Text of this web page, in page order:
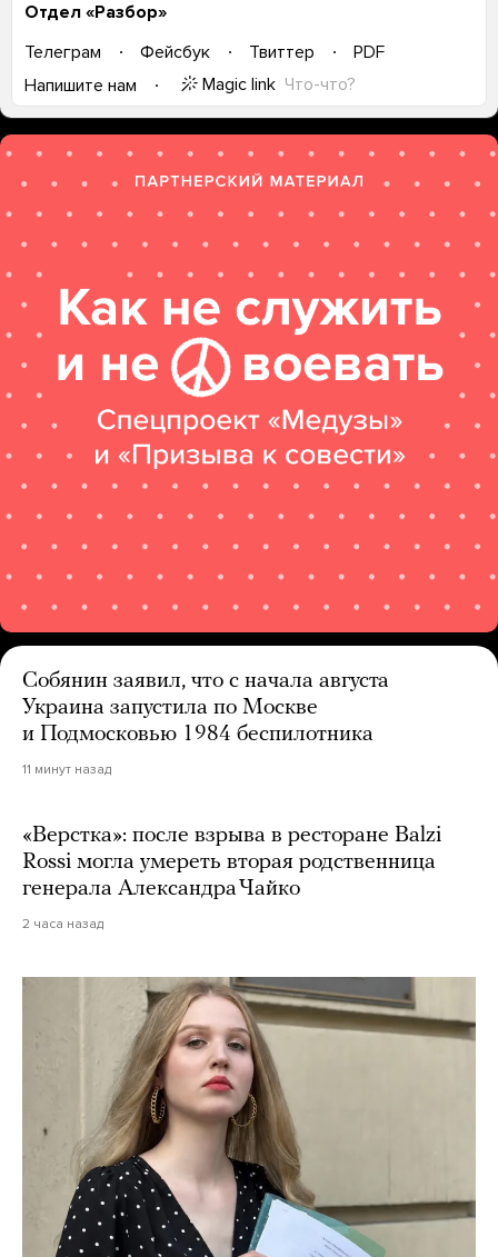
Отдел «Разбор»
Телеграм
Фейсбук Твиттер
PDF
Напишите нам
Magic link Что-что?
Собянин заявил, что с начала августа
Украина запустила по Москве
и Подмосковью 1984 беспилотника
11 минут назад
«Верстка»: после взрыва в ресторане Balzi
Rossi могла умереть вторая родственница
генерала Александра Чайко
2 часа назад